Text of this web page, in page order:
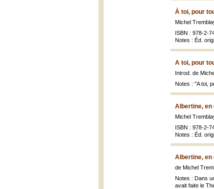
À toi, pour
Michel
ISBN : 978-2-
Notes : Éd.
A toi, pour
Introd. de
Notes : "A toi,
Albertine, en
Michel
ISBN : 978-2-
Notes : Éd.
Albertine, en
de Michel
Notes : Dans
avait faite le